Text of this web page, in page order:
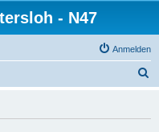
- N47
Anmelden